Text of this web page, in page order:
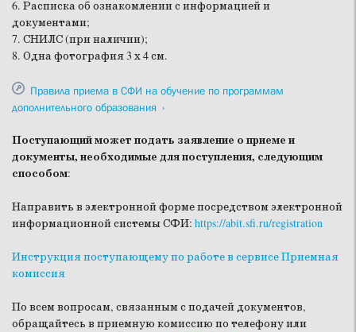
6. Расписка об ознакомлении с информацией и
документами;
7. СНИЛС (при наличии);
8. Одна фотография 3 х 4 см.
Правила приема в СФИ на обучение по программам
дополнительного образования
Поступающий может подать заявление о приеме и
документы, необходимые для поступления, следующим
способом:
Направить в электронной форме посредством электронной
информационной системы СФИ: https://abit.sfi.ru/registration
Инструкция поступающему по работе в сервисе Приемная
комиссия
По всем вопросам, связанным с подачей документов,
обращайтесь в приемную комиссию по телефону или